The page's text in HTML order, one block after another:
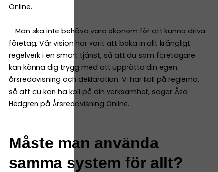
Online.
– Man ska inte behöva vara ekonom för att kunna driva
företag. Vår vision har varit att baka in allt krångligt
regelverk i en smart tjänst, så att du som företagare
kan känna dig trygg med att upprätta din egen
årsredovisning och deklaration. Vi har koll på reglerna,
så att du kan ha koll på din verksamhet, säger Åsa
Hedgren på Årsredovisning Online.
Måste man använda
samma system för allt?